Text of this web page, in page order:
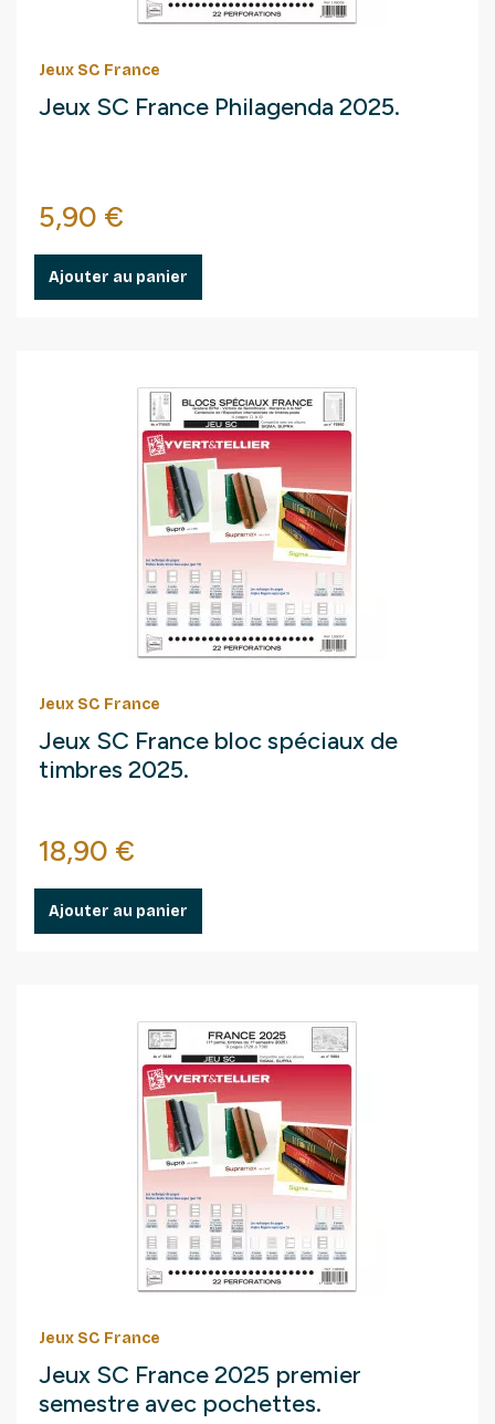
Jeux SC France
Jeux SC France Philagenda 2025.
Prix
5,90 €
Ajouter au panier
Jeux SC France
Jeux SC France bloc spéciaux de
timbres 2025.
Prix
18,90 €
Ajouter au panier
Jeux SC France
Jeux SC France 2025 premier
semestre avec pochettes.